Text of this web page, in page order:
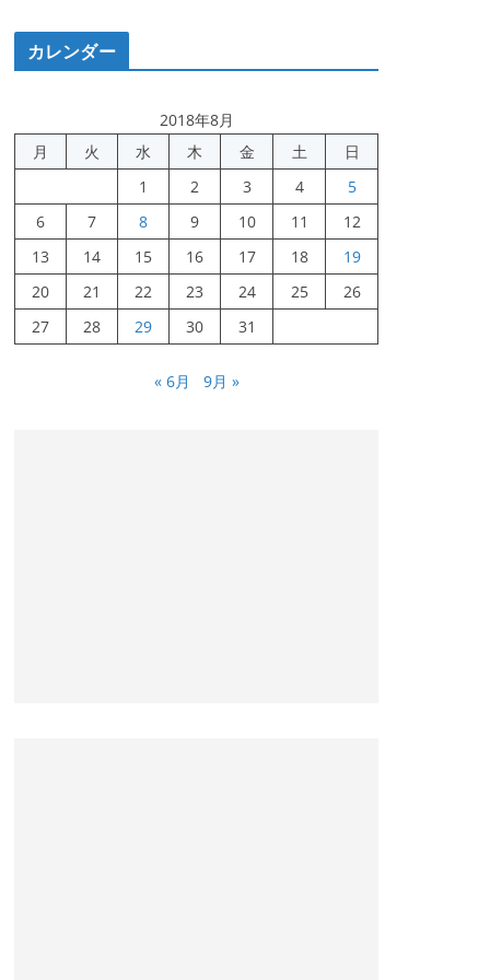
カレンダー
2018年8月
月
火 水 木 金 土
日
1
2 3 4
5
6
7 8 9 10 11
12
13
14 15 16 17 18
19
20
21 22 23 24 25
26
27
28 29 30 31
« 6月 9月 »